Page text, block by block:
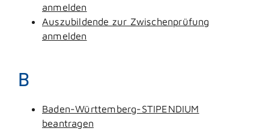
anmelden
Auszubildende zur Zwischenprüfung
anmelden
B
Baden-Württemberg-STIPENDIUM
beantragen